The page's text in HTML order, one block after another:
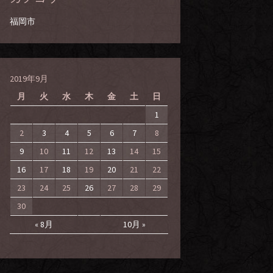
福岡市
2019年9月
月
火 水 木 金 土 日
« 8月 10月 »
1
2
3 4 5 6 7
8
9
10 11 12 13 14
15
16
17 18 19 20 21
22
23
24 25 26 27 28
29
30